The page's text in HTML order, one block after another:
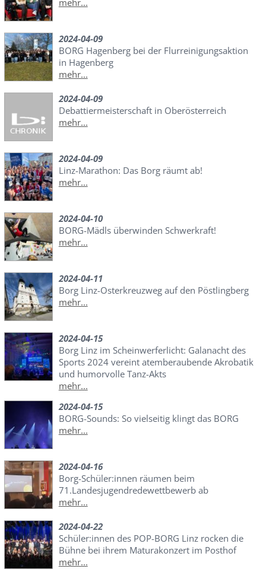
mehr...
2024-04-09
BORG Hagenberg bei der Flurreinigungsaktion
in Hagenberg
mehr...
2024-04-09
Debattiermeisterschaft in Oberösterreich
mehr...
2024-04-09
Linz-Marathon: Das Borg räumt ab!
mehr...
2024-04-10
BORG-Mädls überwinden Schwerkraft!
mehr...
2024-04-11
Borg Linz-Osterkreuzweg auf den Pöstlingberg
mehr...
2024-04-15
Borg Linz im Scheinwerferlicht: Galanacht des
Sports 2024 vereint atemberaubende Akrobatik
und humorvolle Tanz-Akts
mehr...
2024-04-15
BORG-Sounds: So vielseitig klingt das BORG
mehr...
2024-04-16
Borg-Schüler:innen räumen beim
71.Landesjugendredewettbewerb ab
mehr...
2024-04-22
Schüler:innen des POP-BORG Linz rocken die
Bühne bei ihrem Maturakonzert im Posthof
mehr...